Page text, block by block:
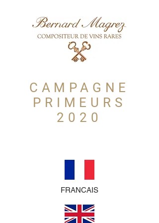
CAMPAGNE
PRIMEURS
2020
FRANCAIS